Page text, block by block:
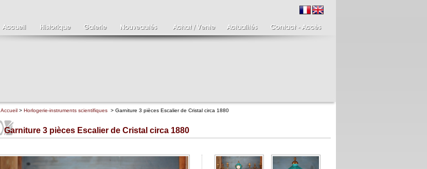
Accueil > Horlogerie-instruments scientifiques > Garniture 3 pièces Escalier de Cristal circa 1880
Garniture 3 pièces Escalier de Cristal circa 1880